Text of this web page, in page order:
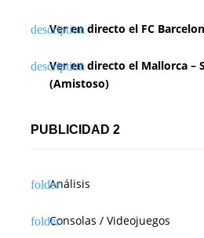
Ver en directo el FC
Ver en directo el Mallorca –
(Amistoso)
PUBLICIDAD 2
Análisis
Consolas / Videojuegos